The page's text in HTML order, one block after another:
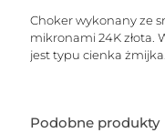
Choker wykonany ze
mikronami 24K złota.
jest typu cienka
Podobne produkty